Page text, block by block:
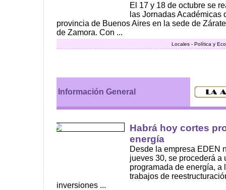
El 17 y 18 de octubre se
las Jornadas Académicas
provincia de Buenos Aires en la sede de
de Zamora. Con ...
Locales - Política y
Información General
Habrá hoy cortes
energía
Desde la empresa EDEN
jueves 30, se procederá a
programada de energía, a
trabajos de
inversiones ...